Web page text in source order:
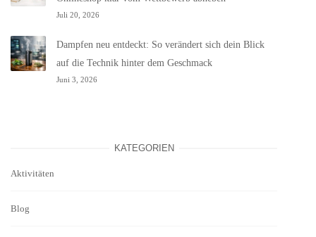
Juli 20, 2026
Dampfen neu entdeckt: So verändert sich dein Blick
auf die Technik hinter dem Geschmack
Juni 3, 2026
KATEGORIEN
Aktivitäten
Blog